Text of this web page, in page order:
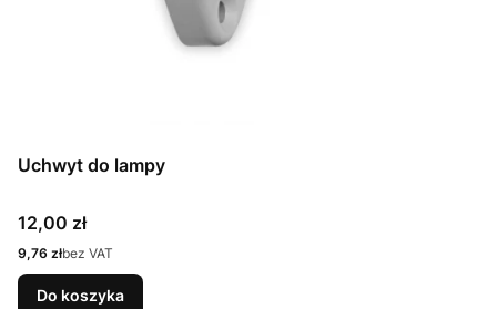
Uchwyt do lampy
Cena
12,00 zł
Cena
9,76 złbez VAT
Do koszyka